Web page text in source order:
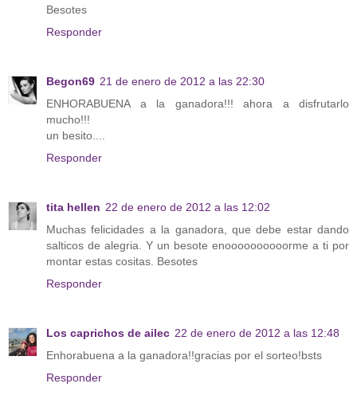
Besotes
Responder
Begon69 21 de enero de 2012 a las 22:30
ENHORABUENA a la ganadora!!! ahora a disfrutarlo
mucho!!!
un besito....
Responder
tita hellen 22 de enero de 2012 a las 12:02
Muchas felicidades a la ganadora, que debe estar dando
salticos de alegria. Y un besote enoooooooooorme a ti por
montar estas cositas. Besotes
Responder
Los caprichos de ailec 22 de enero de 2012 a las 12:48
Enhorabuena a la ganadora!!gracias por el sorteo!bsts
Responder